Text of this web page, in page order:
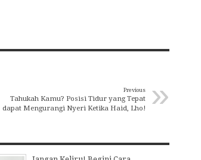
»
Previous
Tahukah Kamu? Posisi Tidur yang Tepat
dapat Mengurangi Nyeri Ketika Haid, Lho!